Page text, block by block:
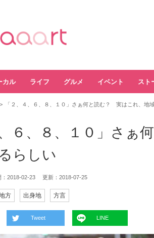
カル ライフ グルメ イベント スト
「２、４、６、８、１０」さぁ何と読む？ 実はこれ、地
、６、８、１０」さぁ
らしい
2018-02-23 更新： 2018-07-25
方 出身地 方言
Tweet LINE